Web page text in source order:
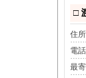
□
住所
電
最